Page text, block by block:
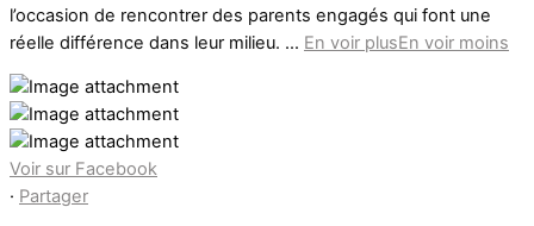
l’occasion de rencontrer des parents engagés qui font une
réelle différence dans leur milieu. ... En voir plusEn voir moins
Voir sur Facebook
· Partager